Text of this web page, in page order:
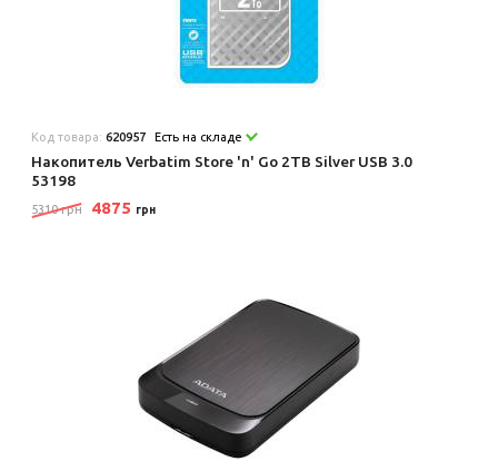
Код товара:620957 Есть на складе
Накопитель Verbatim Store 'n' Go 2TB Silver USB 3.0
53198
5310 грн 4875 грн